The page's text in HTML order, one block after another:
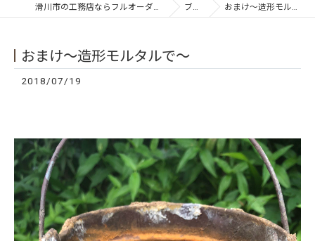
滑川市の工務店ならフルオーダーの野末建築 ブログ おまけ〜造形モルタルで〜
おまけ〜造形モルタルで〜
2018/07/19